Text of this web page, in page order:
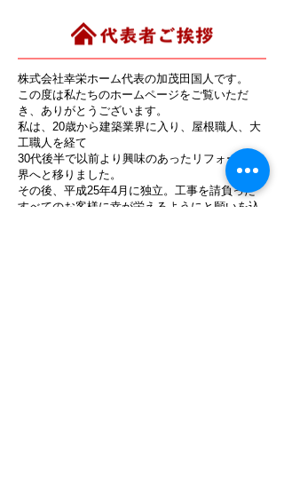
株式会社幸栄ホーム代表の加茂田国人です。
この度は私たちのホームページをご覧いただ
き、ありがとうございます。
私は、20歳から建築業界に入り、屋根職人、大
工職人を経て
30代後半で以前より興味のあったリフォーム業
界へと移りました。
その後、平成25年4月に独立。工事を請負った
すべてのお客様に幸が栄えるようにと願いを込